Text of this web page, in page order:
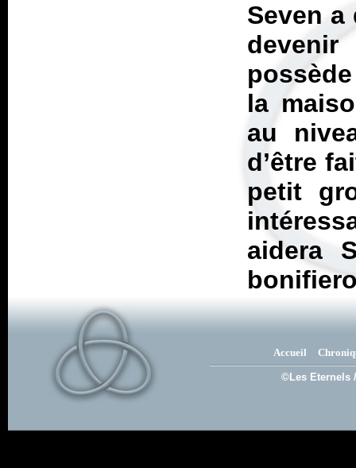
Seven
la
au
d’être
petit
aidera
Accueil
©Les Eternels